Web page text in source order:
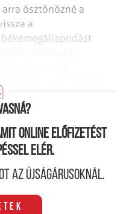
ösztönözné a
a
online előfizetést
elér.
az újságárusoknál.